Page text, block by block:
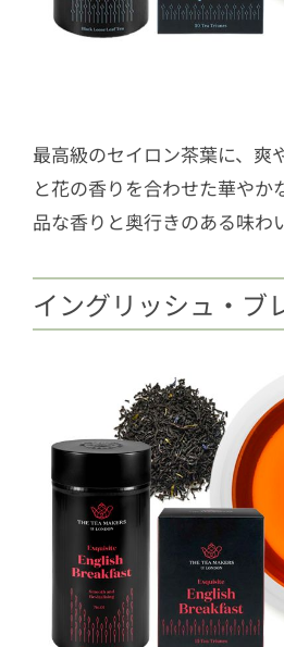
最高級のセイロン茶葉に、爽
と花の香りを合わせた華やか
品な香りと奥行きのある味わ
イングリッシュ・ブ